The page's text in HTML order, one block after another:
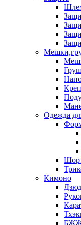
Одежда
Кимоно